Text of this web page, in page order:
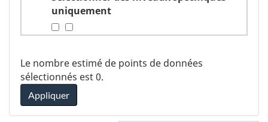
uniquement
Le nombre estimé de points de données
sélectionnés est0.
Appliquer